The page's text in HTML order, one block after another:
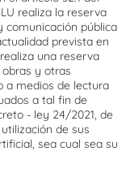
realiza la reserva
comunicación pública
prevista en
una reserva
y otras
a medios de lectura
a tal fin de
- ley 24/2021, de
de sus
sea cual sea su